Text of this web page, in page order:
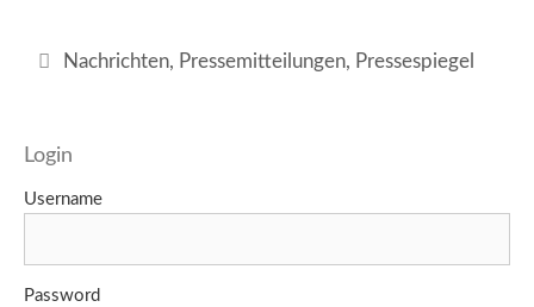
Kategorien
Nachrichten, Pressemitteilungen, Pressespiegel
Login
Username
Password